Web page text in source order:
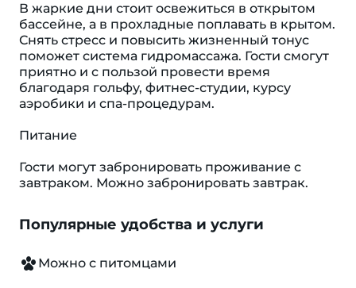
В жаркие дни стоит освежиться в открытом
бассейне, а в прохладные поплавать в крытом.
Снять стресс и повысить жизненный тонус
поможет система гидромассажа. Гости смогут
приятно и с пользой провести время
благодаря гольфу, фитнес-студии, курсу
аэробики и спа-процедурам.
Питание
Гости могут забронировать проживание с
завтраком. Можно забронировать завтрак.
Популярные удобства и услуги
Можно с питомцами